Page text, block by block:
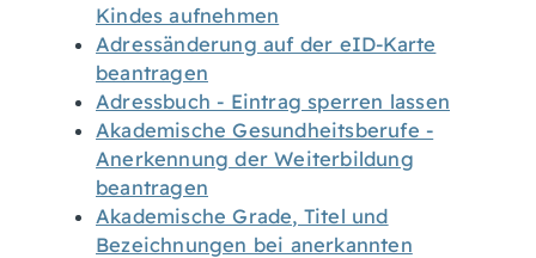
Kindes aufnehmen
Adressänderung auf der eID-Karte
beantragen
Adressbuch - Eintrag sperren lassen
Akademische Gesundheitsberufe -
Anerkennung der Weiterbildung
beantragen
Akademische Grade, Titel und
Bezeichnungen bei anerkannten